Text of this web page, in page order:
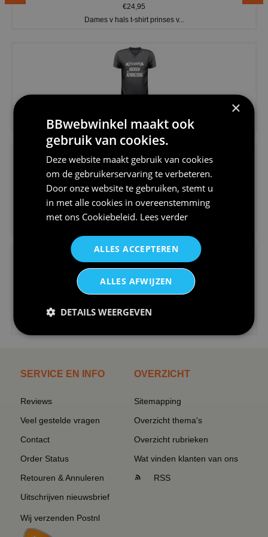
€24,95
Dames v hals t-shirt prinses v...
Koningsdag shirt heren v-hals ...
V-hals shirt rood wit blauw st...
€24,95
SERVICE EN INFO
Reviews
Veel gestelde vragen
Contact
Order Status
Retouren & Annuleren
Uitschrijven nieuwsbrief
Wij verzenden Postnl
OVERZICHT
Sitemapping
Overzicht thema's
Overzicht rubrieken
Wat vinden klanten van ons
RSS
×
BBwebwinkel maakt ook
gebruik van cookies.
Deze website maakt gebruik van cookies
om de gebruikerservaring te verbeteren.
Door onze website te gebruiken, stemt u
in met alle cookies in overeenstemming
met ons Cookiebeleid. Lees verder
ALLES ACCEPTEREN
ALLES AFWIJZEN
DETAILS WEERGEVEN